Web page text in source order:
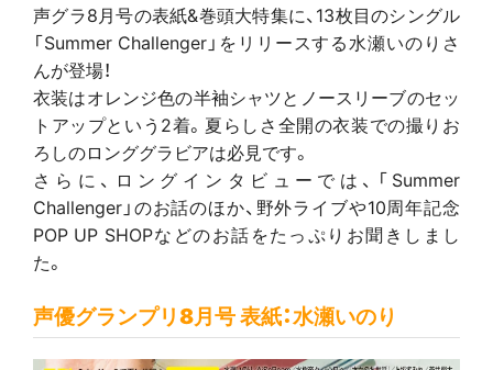
声グラ8月号の表紙&巻頭大特集に、13枚目のシングル
「Summer Challenger」をリリースする水瀬いのりさ
んが登場！
衣装はオレンジ色の半袖シャツとノースリーブのセッ
トアップという2着。夏らしさ全開の衣装での撮りお
ろしのロンググラビアは必見です。
さらに、ロングインタビューでは、「Summer
Challenger」のお話のほか、野外ライブや10周年記念
POP UP SHOPなどのお話をたっぷりお聞きしまし
た。
声優グランプリ8月号 表紙：水瀬いのり